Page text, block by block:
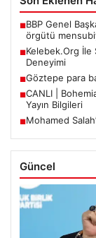
■BBP Genel
örgütü
■Kelebek.Org İle
Deneyimi
■Göztepe para
■CANLI |
Yayın Bilgileri
■Mohamed
Güncel